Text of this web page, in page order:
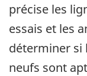
précise les
essais et les
déterminer si
neufs sont